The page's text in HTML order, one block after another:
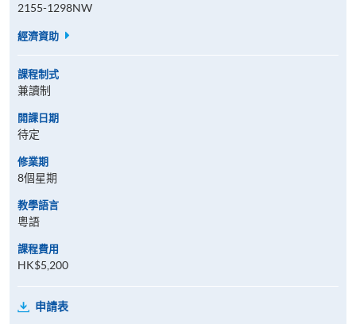
2155-1298NW
經濟資助
課程制式
兼讀制
開課日期
待定
修業期
8個星期
教學語言
粵語
課程費用
HK$5,200
申請表